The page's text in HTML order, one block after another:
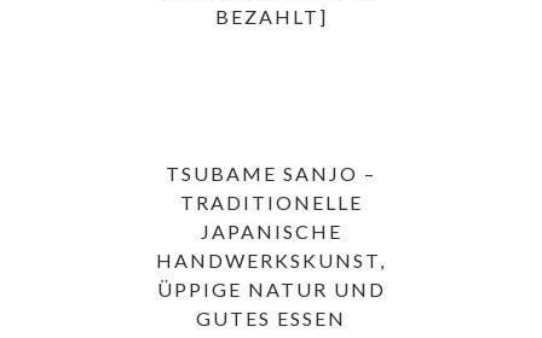
BEZAHLT]
TSUBAME SANJO –
TRADITIONELLE
JAPANISCHE
HANDWERKSKUNST,
ÜPPIGE NATUR UND
GUTES ESSEN